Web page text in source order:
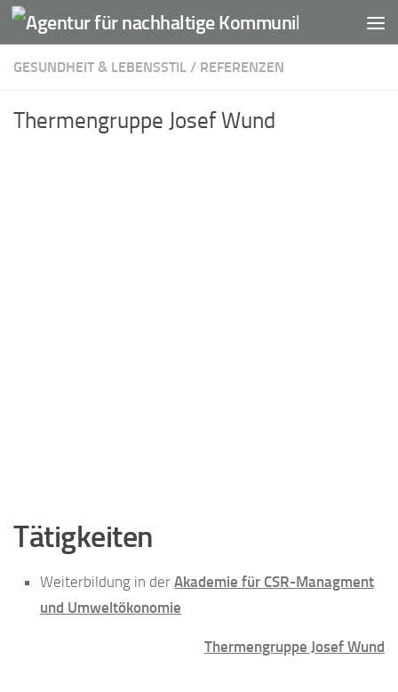
Unter dem Inhalt
GESUNDHEIT & LEBENSSTIL / REFERENZEN
Thermengruppe Josef Wund
Tätigkeiten
Weiterbildung in der Akademie für CSR-Managment
und Umweltökonomie
Thermengruppe Josef Wund